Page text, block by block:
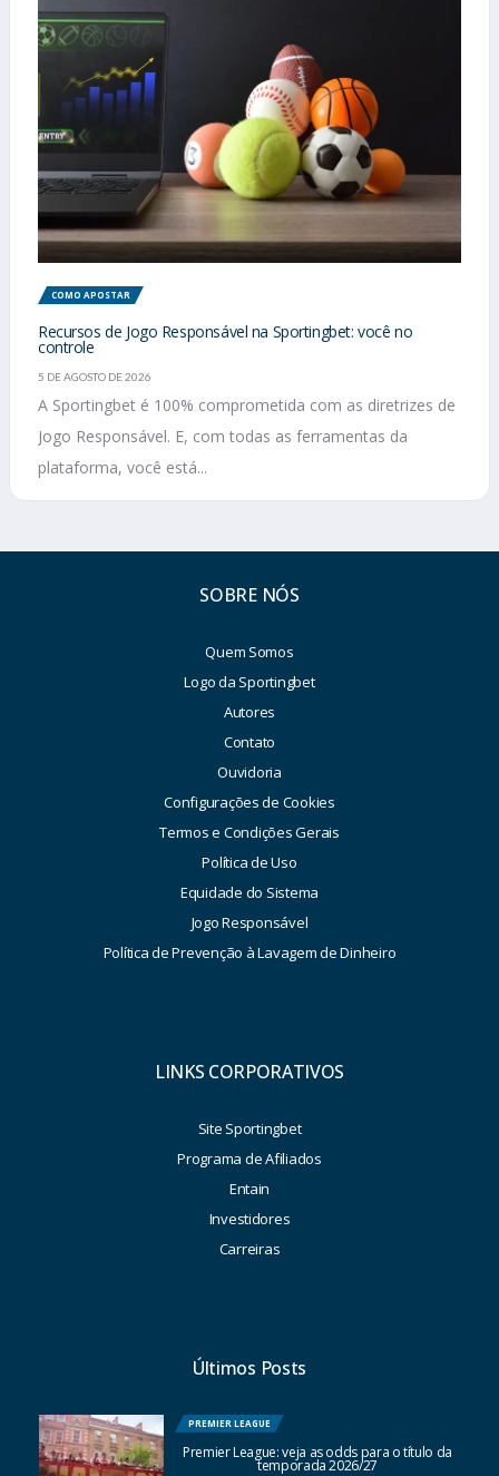
COMO APOSTAR
Recursos de Jogo Responsável na Sportingbet: você no
controle
5 DE AGOSTO DE 2026
A Sportingbet é 100% comprometida com as diretrizes de
Jogo Responsável. E, com todas as ferramentas da
plataforma, você está...
SOBRE NÓS
Quem Somos
Logo da Sportingbet
Autores
Contato
Ouvidoria
Configurações de Cookies
Termos e Condições Gerais
Política de Uso
Equidade do Sistema
Jogo Responsável
Política de Prevenção à Lavagem de Dinheiro
LINKS CORPORATIVOS
Site Sportingbet
Programa de Afiliados
Entain
Investidores
Carreiras
Últimos Posts
PREMIER LEAGUE
Premier League: veja as odds para o título da
temporada 2026/27